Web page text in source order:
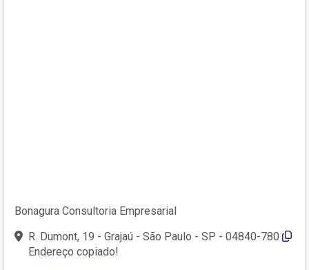
Bonagura Consultoria Empresarial
R. Dumont, 19 - Grajaú - São Paulo - SP - 04840-780
Endereço copiado!